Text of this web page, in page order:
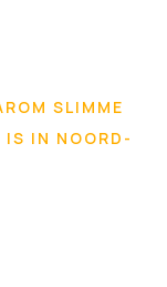
SLIMME
IS IN NOORD-